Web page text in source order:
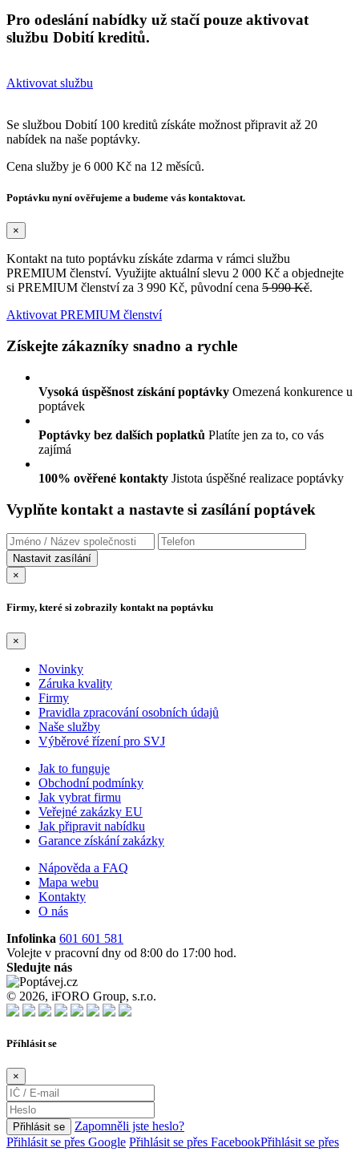
Pro odeslání nabídky už stačí pouze aktivovat
službu Dobití kreditů.
Aktivovat službu
Se službou Dobití 100 kreditů získáte možnost připravit až 20
nabídek na naše poptávky.
Cena služby je 6 000 Kč na 12 měsíců.
Poptávku nyní ověřujeme a budeme vás kontaktovat.
×
Kontakt na tuto poptávku získáte zdarma v rámci službu
PREMIUM členství. Využijte aktuální slevu 2 000 Kč a objednejte
si PREMIUM členství za 3 990 Kč, původní cena 5 990 Kč.
Aktivovat PREMIUM členství
Získejte zákazníky snadno a rychle
Vysoká úspěšnost získání poptávky Omezená konkurence u
poptávek
Poptávky bez dalších poplatků Platíte jen za to, co vás
zajímá
100% ověřené kontakty Jistota úspěšné realizace poptávky
Vyplňte kontakt a nastavte si zasílání poptávek
×
Firmy, které si zobrazily kontakt na poptávku
×
Novinky
Záruka kvality
Firmy
Pravidla zpracování osobních údajů
Naše služby
Výběrové řízení pro SVJ
Jak to funguje
Obchodní podmínky
Jak vybrat firmu
Veřejné zakázky EU
Jak připravit nabídku
Garance získání zakázky
Nápověda a FAQ
Mapa webu
Kontakty
O nás
Infolinka 601 601 581
Volejte v pracovní dny od 8:00 do 17:00 hod.
Sledujte nás
© 2026, iFORO Group, s.r.o.
Příhlásit se
×
Přihlásit se
Zapomněli jste heslo?
Přihlásit se přes Google Přihlásit se přes FacebookPřihlásit se přes